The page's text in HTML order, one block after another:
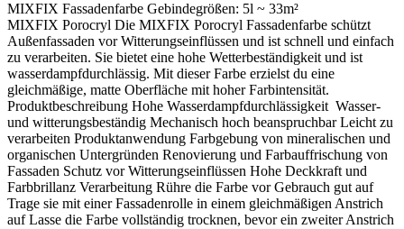
MIXFIX Fassadenfarbe Gebindegrößen: 5l ~ 33m²
MIXFIX Porocryl Die MIXFIX Porocryl Fassadenfarbe schützt
Außenfassaden vor Witterungseinflüssen und ist schnell und einfach
zu verarbeiten. Sie bietet eine hohe Wetterbeständigkeit und ist
wasserdampfdurchlässig. Mit dieser Farbe erzielst du eine
gleichmäßige, matte Oberfläche mit hoher Farbintensität.
Produktbeschreibung Hohe Wasserdampfdurchlässigkeit Wasser-
und witterungsbeständig Mechanisch hoch beanspruchbar Leicht zu
verarbeiten Produktanwendung Farbgebung von mineralischen und
organischen Untergründen Renovierung und Farbauffrischung von
Fassaden Schutz vor Witterungseinflüssen Hohe Deckkraft und
Farbbrillanz Verarbeitung Rühre die Farbe vor Gebrauch gut auf
Trage sie mit einer Fassadenrolle in einem gleichmäßigen Anstrich
auf Lasse die Farbe vollständig trocknen, bevor ein zweiter Anstrich